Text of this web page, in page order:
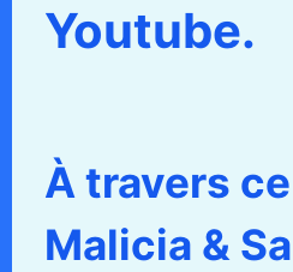
Youtube.
À travers
Malicia &